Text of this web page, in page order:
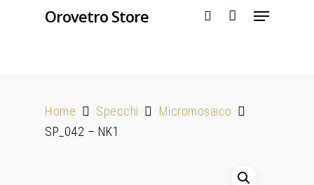
Orovetro Store
Home Specchi
Micromosaico
SP_042 – NK1